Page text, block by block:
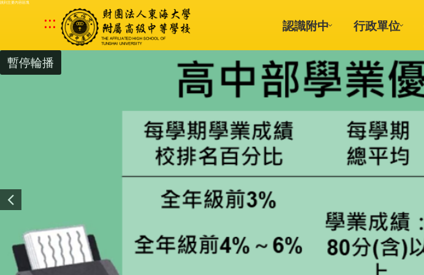
跳到主要內容區塊
::: 認識附中 行政單位
暫停輪播